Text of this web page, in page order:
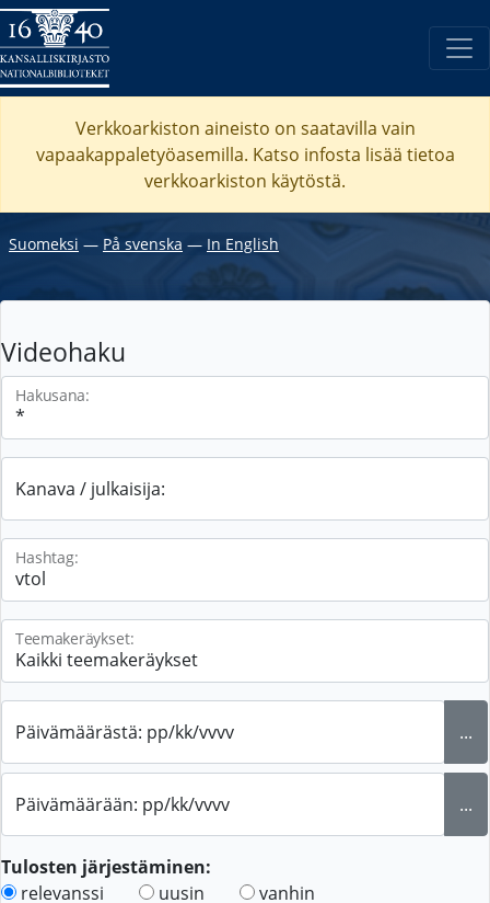
Verkkoarkiston aineisto on saatavilla vain
vapaakappaletyöasemilla. Katso infosta lisää tietoa
verkkoarkiston käytöstä.
Suomeksi ― På svenska ― In English
Videohaku
Hakusana:
Kanava / julkaisija:
Hashtag:
Teemakeräykset:
Päivämäärästä: pp/kk/vvvv ...
Päivämäärään: pp/kk/vvvv ...
Tulosten järjestäminen:
relevanssi
uusin vanhin